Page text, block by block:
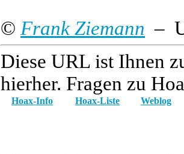
© Frank Ziemann –
Diese URL ist Ihnen
hierher. Fragen zu
Hoax-Info Hoax-Liste Weblog